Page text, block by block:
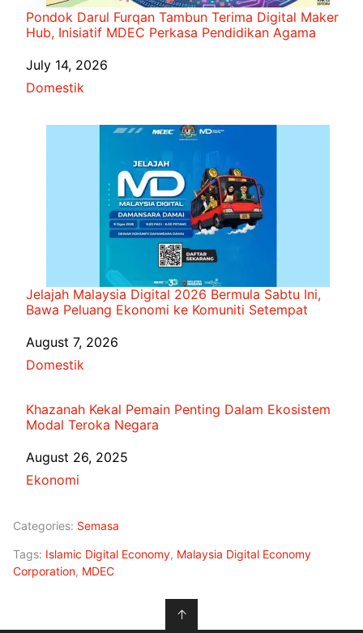
Pondok Darul Furqan Tambun Terima Digital Maker
Hub, Inisiatif MDEC Perkasa Pendidikan Agama
Date
July 14, 2026
In relation to
Domestik
Jelajah Malaysia Digital 2026 Bermula Sabtu Ini,
Bawa Peluang Ekonomi ke Komuniti Setempat
Date
August 7, 2026
In relation to
Domestik
Khazanah Kekal Pemain Penting Dalam Ekosistem
Modal Teroka Negara
Date
August 26, 2025
In relation to
Ekonomi
Categories: Semasa
Tags: Islamic Digital Economy, Malaysia Digital Economy
Corporation, MDEC
↑